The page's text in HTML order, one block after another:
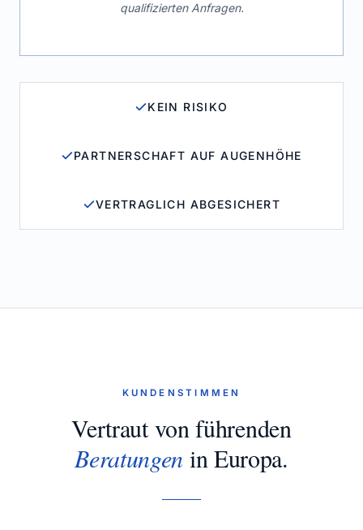
qualifizierten Anfragen.
KEIN RISIKO
PARTNERSCHAFT AUF AUGENHÖHE
VERTRAGLICH ABGESICHERT
KUNDENSTIMMEN
Vertraut von führenden
Beratungen in Europa.